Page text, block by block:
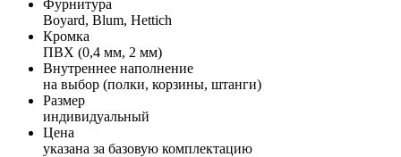
Фурнитура
Boyard, Blum, Hettich
Кромка
ПВХ (0,4 мм, 2 мм)
Внутреннее наполнение
на выбор (полки, корзины, штанги)
Размер
индивидуальный
Цена
указана за базовую комплектацию